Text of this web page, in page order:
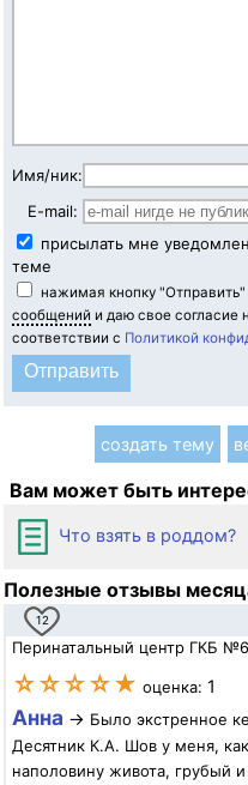
Имя/ник:
E-mail:
присылать мне
теме
нажимая кнопку
сообщений и даю свое согласие
соответствии с Политикой
создать тему
Вам может быть
Что взять в роддом?
Полезные отзывы
12
Перинатальный центр ГКБ
☆☆☆☆★ оценка: 1
Анна → Было экстренное
Десятник К.А. Шов у меня,
наполовину живота, грубый